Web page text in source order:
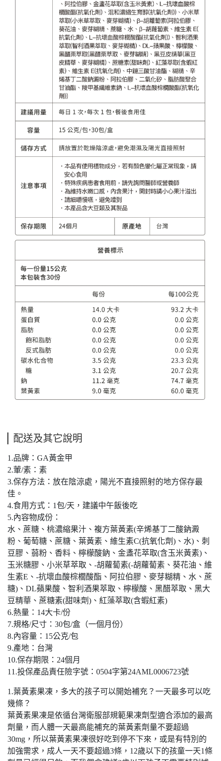
配送及其它說明
1.品牌：GA黃金甲
2.葷/素：素
3.保存方法：放在陰涼處，陽光不直接照射的地方保存最
佳。
4.食用方式：1包/天，建議中午飯後吃
5.內容物成份：
水、蔗糖、桃濃縮果汁、複方葉黃素(辛烯基丁二酸鈉澱
粉、葡萄糖、蔗糖、葉黃素、維生素C(抗氧化劑)、水)、刺
豆膠、蒻粉、香料、檸檬酸鈉、金盞花萃取(含玉米黃素)、
玉米糖膠、小米草萃取、-胡蘿蔔素(-胡蘿蔔素、葵花油、維
生素E、-抗壞血酸棕櫚酸酯、阿拉伯膠、麥芽糊精、水、蔗
糖)、DL蘋果酸、智利酒果萃取、檸檬酸、黑醋萃取、黑大
豆精華、蔗糖素(甜味劑)、紅藻萃取(含蝦紅素)
6.熱量：14大卡/份
7.規格/尺寸：30包/盒（一個月份）
8.內容量：15公克/包
9.產地：台灣
10.保存期限：24個月
11.投保產品責任險字號：0504字第24AML0006723號
1.葉黃素果凍，多大的孩子可以開始補充？一天最多可以吃
幾條？
葉黃素果凍是依循台灣衛服部規範果凍劑型適合添加的最高
劑量，而人體一天最高能補充的葉黃素劑量不要超過
30mg，所以葉黃素果凍很好吃到停不下來，或是有特別的
加強需求，成人一天不要超過3條，12歲以下的孩童一天1條